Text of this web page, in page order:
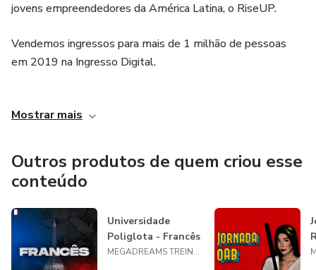
jovens empreendedores da América Latina, o RiseUP.
Vendemos ingressos para mais de 1 milhão de pessoas
em 2019 na Ingresso Digital.
nossa missão é:
- Universalizar o acesso
- Produzir riquezas
- Melhorar a economia
Mostrar mais
Outros produtos de quem criou esse
conteúdo
Universidade
Poliglota - Francês
MEGADREAMS TREINAMENTOS DIGITAIS LTDA